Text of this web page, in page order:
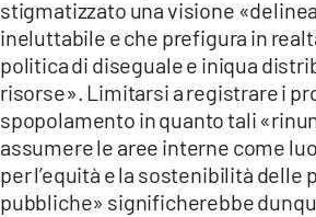
stigmatizzato una visione
ineluttabile e che prefigura in
politica di diseguale e iniqua
risorse». Limitarsi a registrare i
spopolamento in quanto tali
assumere le aree interne come
per l’equità e la sostenibilità delle
pubbliche» significherebbe